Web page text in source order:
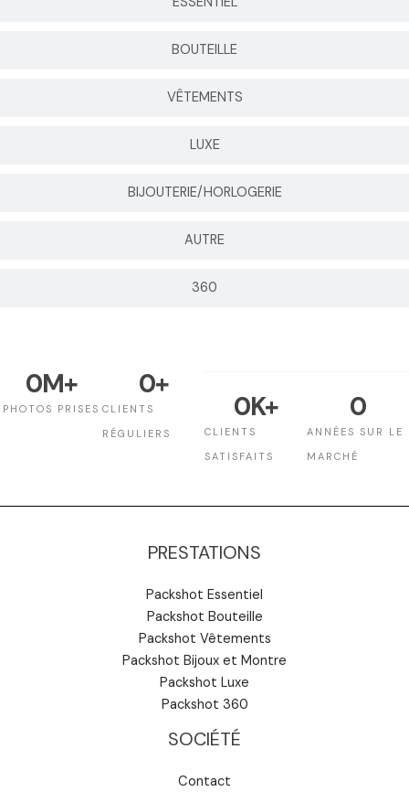
BOUTEILLE
VÊTEMENTS
LUXE
BIJOUTERIE/HORLOGERIE
AUTRE
360
PHOTOS PRISES
0M+
CLIENTS
RÉGULIERS
0+
CLIENTS
SATISFAITS
0K+
ANNÉES SUR LE
MARCHÉ
0
PRESTATIONS
Packshot Essentiel
Packshot Bouteille
Packshot Vêtements
Packshot Bijoux et Montre
Packshot Luxe
Packshot 360
SOCIÉTÉ
Contact